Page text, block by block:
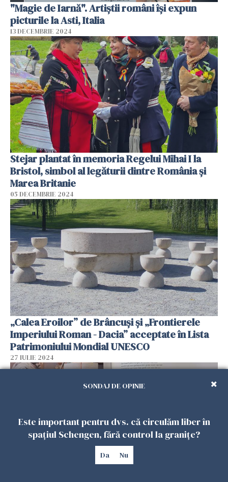
"Magie de Iarnă". Artiștii români își expun
picturile la Asti, Italia
13 DECEMBRIE 2024
Stejar plantat în memoria Regelui Mihai I la
Bristol, simbol al legăturii dintre România și
Marea Britanie
05 DECEMBRIE 2024
„Calea Eroilor” de Brâncuși și „Frontierele
Imperiului Roman - Dacia” acceptate în Lista
Patrimoniului Mondial UNESCO
27 IULIE 2024
SONDAJ DE OPINIE
Este important pentru dvs. că circulăm liber în
spațiul Schengen, fără control la granițe?
Da Nu